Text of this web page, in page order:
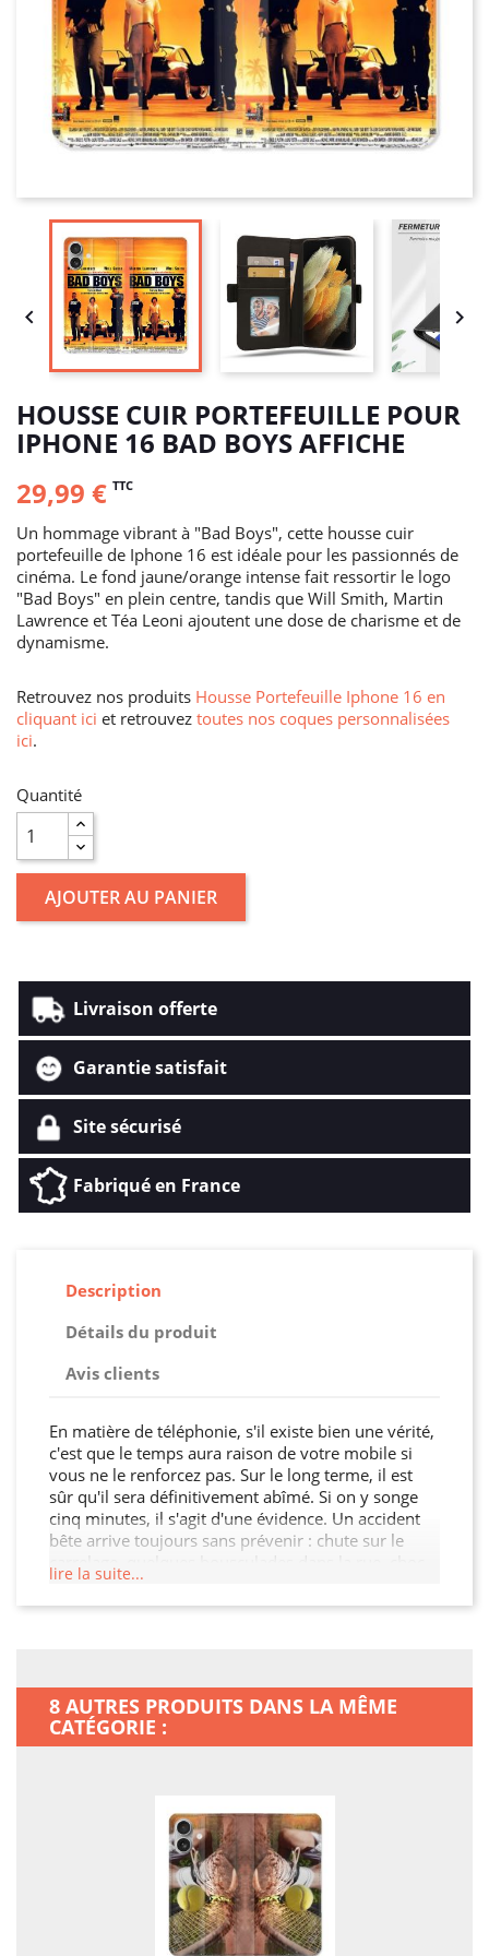
 
HOUSSE CUIR PORTEFEUILLE POUR
IPHONE 16 BAD BOYS AFFICHE
29,99 € TTC
Un hommage vibrant à "Bad Boys", cette housse cuir
portefeuille de Iphone 16 est idéale pour les passionnés de
cinéma. Le fond jaune/orange intense fait ressortir le logo
"Bad Boys" en plein centre, tandis que Will Smith, Martin
Lawrence et Téa Leoni ajoutent une dose de charisme et de
dynamisme.
Retrouvez nos produits Housse Portefeuille Iphone 16 en
cliquant ici et retrouvez toutes nos coques personnalisées
ici.
Quantité
AJOUTER AU PANIER
Livraison offerte
Garantie satisfait
Site sécurisé
Fabriqué en France
Description
Détails du produit
Avis clients
En matière de téléphonie, s'il existe bien une vérité,
c'est que le temps aura raison de votre mobile si
vous ne le renforcez pas. Sur le long terme, il est
sûr qu'il sera définitivement abîmé. Si on y songe
cinq minutes, il s'agit d'une évidence. Un accident
bête arrive toujours sans prévenir : chute sur le
au coin d'une ruelle, sac qu'on pose trop
brusquement. Un accident bête est si vite arrivé !
s'enfoncent définitivement, la liste des problèmes
potentiels est longue... Ce n'est pas quand votre
smartphone sera explosé qu'il faudra penser à
lire la suite...
8 AUTRES PRODUITS DANS LA MÊME
CATÉGORIE :